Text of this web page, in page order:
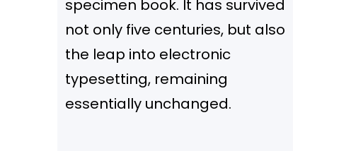
specimen book. It has survived
not only five centuries, but also
the leap into electronic
typesetting, remaining
essentially unchanged.